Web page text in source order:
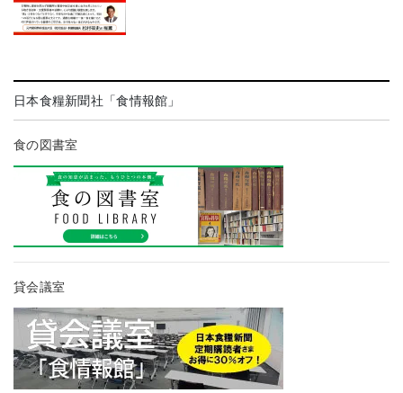
日本食糧新聞社「食情報館」
食の図書室
貸会議室